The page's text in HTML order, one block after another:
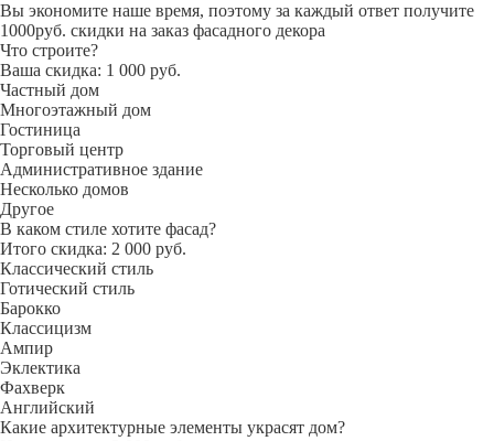
Вы экономите наше время, поэтому за каждый ответ получите
1000руб. скидки на заказ фасадного декора
Что строите?
Ваша скидка: 1 000 руб.
Частный дом
Многоэтажный дом
Гостиница
Торговый центр
Административное здание
Несколько домов
Другое
В каком стиле хотите фасад?
Итого скидка: 2 000 руб.
Классический стиль
Готический стиль
Барокко
Классицизм
Ампир
Эклектика
Фахверк
Английский
Какие архитектурные элементы украсят дом?